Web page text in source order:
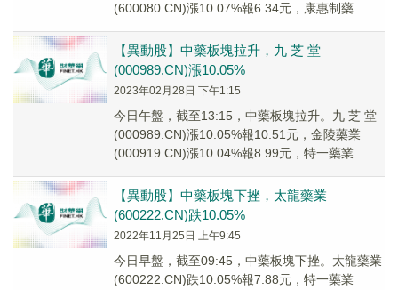
(600080.CN)漲10.07%報6.34元，康惠制藥
【異動股】中藥板塊拉升，九 芝 堂
(000989.CN)漲10.05%
2023年02月28日 下午1:15
今日午盤，截至13:15，中藥板塊拉升。九 芝 堂
(000989.CN)漲10.05%報10.51元，金陵藥業
(000919.CN)漲10.04%報8.99元，特一藥業
【異動股】中藥板塊下挫，太龍藥業
(600222.CN)跌10.05%
2022年11月25日 上午9:45
今日早盤，截至09:45，中藥板塊下挫。太龍藥業
(600222.CN)跌10.05%報7.88元，特一藥業